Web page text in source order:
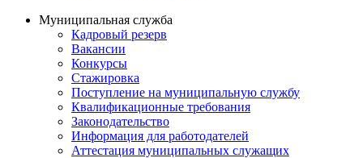
Муниципальная служба
Кадровый резерв
Вакансии
Конкурсы
Стажировка
Поступление на муниципальную службу
Квалификационные требования
Законодательство
Информация для работодателей
Аттестация муниципальных служащих